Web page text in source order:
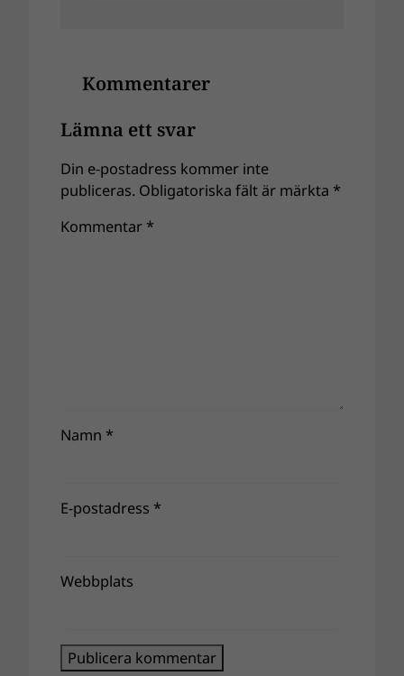
Kommentarer
Lämna ett svar
Din e-postadress kommer inte
publiceras. Obligatoriska fält är märkta *
Kommentar *
Namn *
E-postadress *
Webbplats